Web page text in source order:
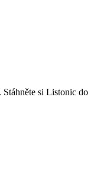
si Listonic do